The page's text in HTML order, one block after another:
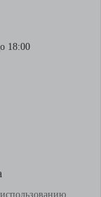
18:00